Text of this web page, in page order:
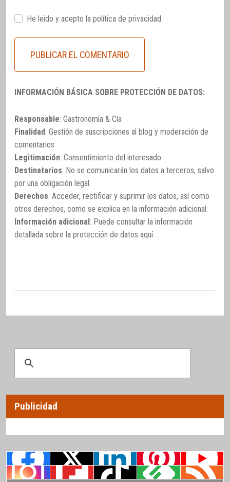
He leido y acepto la política de privacidad
INFORMACIÓN BÁSICA SOBRE PROTECCIÓN DE DATOS:
Responsable: Gastronomía & Cía
Finalidad: Gestión de suscripciones al blog y moderación de
comentarios
Legitimación: Consentimiento del interesado
Destinatarios: No se comunicarán los datos a terceros, salvo
por una obligación legal.
Derechos: Acceder, rectificar y suprimir los datos, así como
otros derechos, como se explica en la información adicional.
Información adicional : Puede consultar la información
detallada sobre la protección de datos aquí.
Publicidad